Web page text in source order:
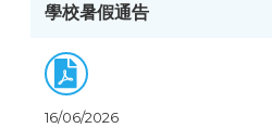
學校暑假通告
16/06/2026